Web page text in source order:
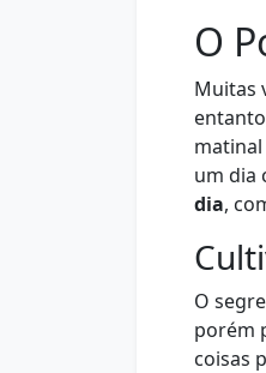
O
Muitas
um dia
dia,
O
porém
coisas